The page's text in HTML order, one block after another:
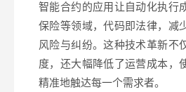
智能合约的应用让自动化执行
保险等领域，代码即法律，减
风险与纠纷。这种技术革新不
度，还大幅降低了运营成本，
精准地触达每一个需求者。